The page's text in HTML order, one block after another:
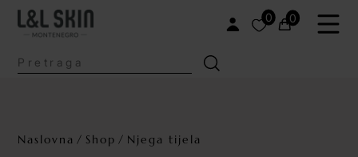
0 0
Naslovna Shop Njega tijela